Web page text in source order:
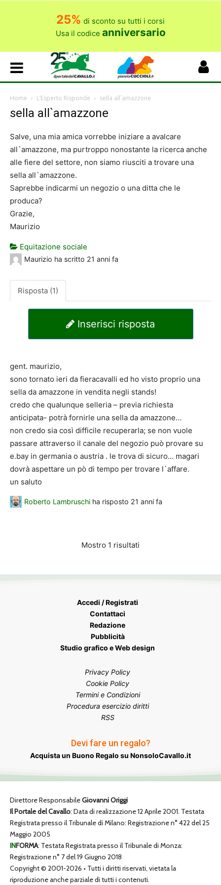
25% di sconto su tutti i corsi
Usa il codice anniversario
Home L’Esperto Risponde sella all`amazzone
sella all`amazzone
Salve, una mia amica vorrebbe iniziare a avalcare
all`amazzone, ma purtroppo nonostante la ricerca anche
alle fiere del settore, non siamo riusciti a trovare una
sella all`amazzone.
Saprebbe indicarmi un negozio o una ditta che le
produca?
Grazie,
Maurizio
Equitazione sociale
Maurizio ha scritto 21 anni fa
Risposta (1)
Inserisci risposta
gent. maurizio,
sono tornato ieri da fieracavalli ed ho visto proprio una
sella da amazzone in vendita negli stands!
credo che qualunque selleria – previa richiesta
anticipata- potrà fornirle una sella da amazzone…
non credo sia così difficile recuperarla; se non vuole
passare attraverso il canale del negozio può provare su
e.bay in germania o austria . le trova di sicuro… magari
dovrà aspettare un pò di tempo per trovare l`affare.
un saluto
Roberto Lambruschi ha risposto 21 anni fa
Mostro 1 risultati
Accedi / Registrati
Contattaci
Redazione
Pubblicità
Studio grafico e Web design
Privacy Policy
Cookie Policy
Termini e Condizioni
Procedura esercizio diritti
RSS
Devi fare un regalo?
Acquista un Buono Regalo su NonsoloCavallo.it
Direttore ResponsabileGiovanni Origgi
Il Portale del Cavallo: Data di realizzazione 12 Aprile 2001. Testata
Registrata presso il Tribunale di Milano: Registrazione n° 422 del 25
Maggio 2005
INFORMA: Testata Registrata presso il Tribunale di Monza:
Registrazione n° 7 del 19 Giugno 2018
Copyright © 2001-2026 • Tutti i diritti riservati, vietata la
riproduzione anche parziale di tutti i contenuti.